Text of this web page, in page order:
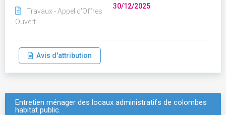
Travaux - Appel d'Offres
Ouvert
30/12/2025
Avis d'attribution
Entretien ménager des locaux administratifs de colombes
habitat public.